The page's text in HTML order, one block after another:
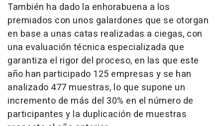
También ha dado la enhorabuena a los
premiados con unos galardones que se otorgan
en base a unas catas realizadas a ciegas, con
una evaluación técnica especializada que
garantiza el rigor del proceso, en las que este
año han participado 125 empresas y se han
analizado 477 muestras, lo que supone un
incremento de más del 30% en el número de
participantes y la duplicación de muestras